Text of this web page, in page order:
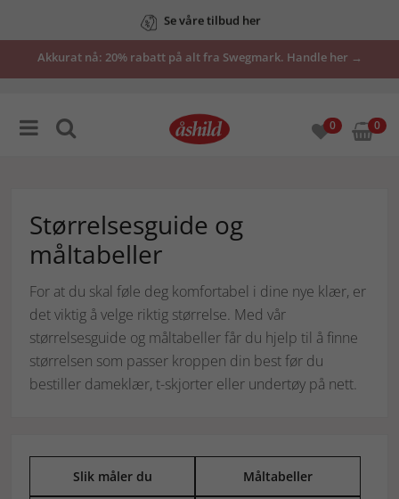
Se våre tilbud her
Akkurat nå: 20% rabatt på alt fra Swegmark. Handle her →
0 0
Størrelsesguide og
måltabeller
For at du skal føle deg komfortabel i dine nye klær, er
det viktig å velge riktig størrelse. Med vår
størrelsesguide og måltabeller får du hjelp til å finne
størrelsen som passer kroppen din best før du
bestiller dameklær, t-skjorter eller undertøy på nett.
Slik måler du Måltabeller